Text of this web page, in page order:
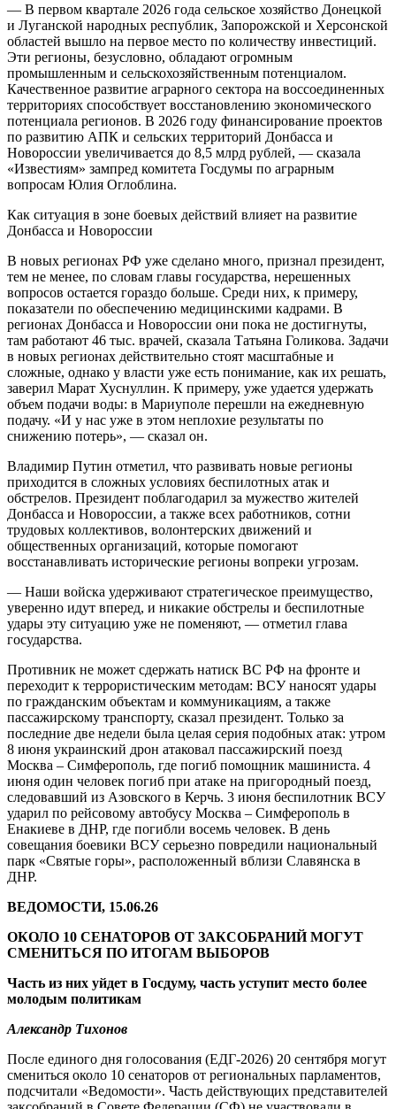
— В первом квартале 2026 года сельское хозяйство Донецкой
и Луганской народных республик, Запорожской и Херсонской
областей вышло на первое место по количеству инвестиций.
Эти регионы, безусловно, обладают огромным
промышленным и сельскохозяйственным потенциалом.
Качественное развитие аграрного сектора на воссоединенных
территориях способствует восстановлению экономического
потенциала регионов. В 2026 году финансирование проектов
по развитию АПК и сельских территорий Донбасса и
Новороссии увеличивается до 8,5 млрд рублей, — сказала
«Известиям» зампред комитета Госдумы по аграрным
вопросам Юлия Оглоблина.
Как ситуация в зоне боевых действий влияет на развитие
Донбасса и Новороссии
В новых регионах РФ уже сделано много, признал президент,
тем не менее, по словам главы государства, нерешенных
вопросов остается гораздо больше. Среди них, к примеру,
показатели по обеспечению медицинскими кадрами. В
регионах Донбасса и Новороссии они пока не достигнуты,
там работают 46 тыс. врачей, сказала Татьяна Голикова. Задачи
в новых регионах действительно стоят масштабные и
сложные, однако у власти уже есть понимание, как их решать,
заверил Марат Хуснуллин. К примеру, уже удается удержать
объем подачи воды: в Мариуполе перешли на ежедневную
подачу. «И у нас уже в этом неплохие результаты по
снижению потерь», — сказал он.
Владимир Путин отметил, что развивать новые регионы
приходится в сложных условиях беспилотных атак и
обстрелов. Президент поблагодарил за мужество жителей
Донбасса и Новороссии, а также всех работников, сотни
трудовых коллективов, волонтерских движений и
общественных организаций, которые помогают
восстанавливать исторические регионы вопреки угрозам.
— Наши войска удерживают стратегическое преимущество,
уверенно идут вперед, и никакие обстрелы и беспилотные
удары эту ситуацию уже не поменяют, — отметил глава
государства.
Противник не может сдержать натиск ВС РФ на фронте и
переходит к террористическим методам: ВСУ наносят удары
по гражданским объектам и коммуникациям, а также
пассажирскому транспорту, сказал президент. Только за
последние две недели была целая серия подобных атак: утром
8 июня украинский дрон атаковал пассажирский поезд
Москва – Симферополь, где погиб помощник машиниста. 4
июня один человек погиб при атаке на пригородный поезд,
следовавший из Азовского в Керчь. 3 июня беспилотник ВСУ
ударил по рейсовому автобусу Москва – Симферополь в
Енакиеве в ДНР, где погибли восемь человек. В день
совещания боевики ВСУ серьезно повредили национальный
парк «Святые горы», расположенный вблизи Славянска в
ДНР.
ВЕДОМОСТИ, 15.06.26
ОКОЛО 10 СЕНАТОРОВ ОТ ЗАКСОБРАНИЙ МОГУТ
СМЕНИТЬСЯ ПО ИТОГАМ ВЫБОРОВ
Часть из них уйдет в Госдуму, часть уступит место более
молодым политикам
Александр Тихонов
После единого дня голосования (ЕДГ-2026) 20 сентября могут
смениться около 10 сенаторов от региональных парламентов,
подсчитали «Ведомости». Часть действующих представителей